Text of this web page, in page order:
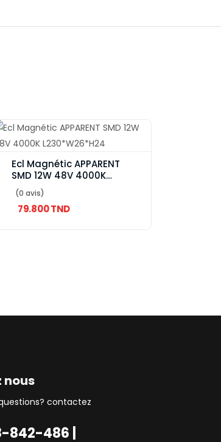
Ecl Magnétic APPARENT
SMD 12W 48V 4000K
L230*W26*H24
(0 avis)
79.800 TND
nous
contactez
842-486 |